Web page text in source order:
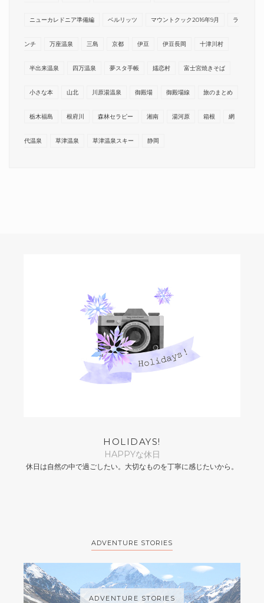
ニューカレドニア準備編 ベルリッツ マウントクック2016年9月 ラ
ンチ 万座温泉 三島 京都 伊豆 伊豆長岡 十津川村
半出来温泉 四万温泉 夢スタ手帳 嬬恋村 富士宮焼きそば
小さな本 山北 川原湯温泉 御殿場 御殿場線 旅のまとめ
栃木福島 根府川 森林セラピー 湘南 湯河原 箱根 網
代温泉 草津温泉 草津温泉スキー 静岡
HOLIDAYS!
HAPPYな休日
休日は自然の中で過ごしたい。大切なものを丁寧に感じたいから。
ADVENTURE STORIES
ADVENTURE STORIES